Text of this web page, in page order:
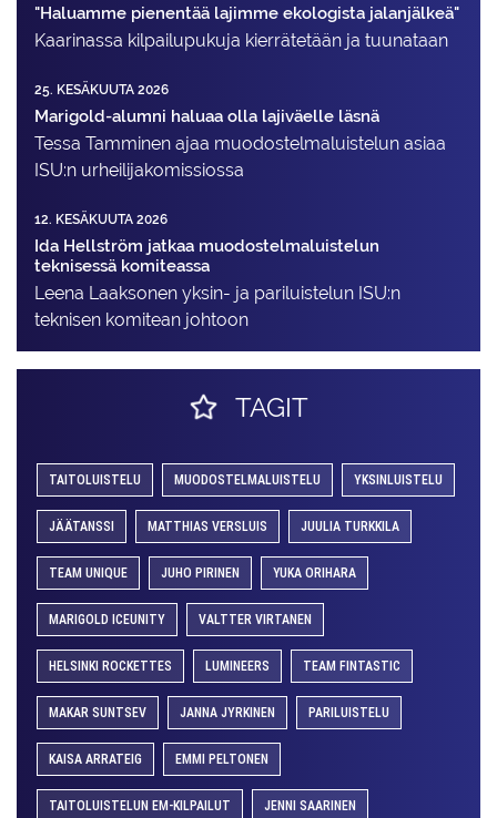
"Haluamme pienentää lajimme ekologista jalanjälkeä"
Kaarinassa kilpailupukuja kierrätetään ja tuunataan
25. KESÄKUUTA 2026
Marigold-alumni haluaa olla lajiväelle läsnä
Tessa Tamminen ajaa muodostelma­luistelun asiaa
ISU:n urheilija­komissiossa
12. KESÄKUUTA 2026
Ida Hellström jatkaa muodostelmaluistelun
teknisessä komiteassa
Leena Laaksonen yksin- ja pariluistelun ISU:n
teknisen komitean johtoon
TAGIT
TAITOLUISTELU MUODOSTELMALUISTELU YKSINLUISTELU
JÄÄTANSSI MATTHIAS VERSLUIS JUULIA TURKKILA
TEAM UNIQUE JUHO PIRINEN YUKA ORIHARA
MARIGOLD ICEUNITY VALTTER VIRTANEN
HELSINKI ROCKETTES LUMINEERS TEAM FINTASTIC
MAKAR SUNTSEV JANNA JYRKINEN PARILUISTELU
KAISA ARRATEIG EMMI PELTONEN
TAITOLUISTELUN EM-KILPAILUT JENNI SAARINEN